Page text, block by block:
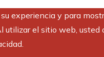
experiencia y para
utilizar el sitio web,